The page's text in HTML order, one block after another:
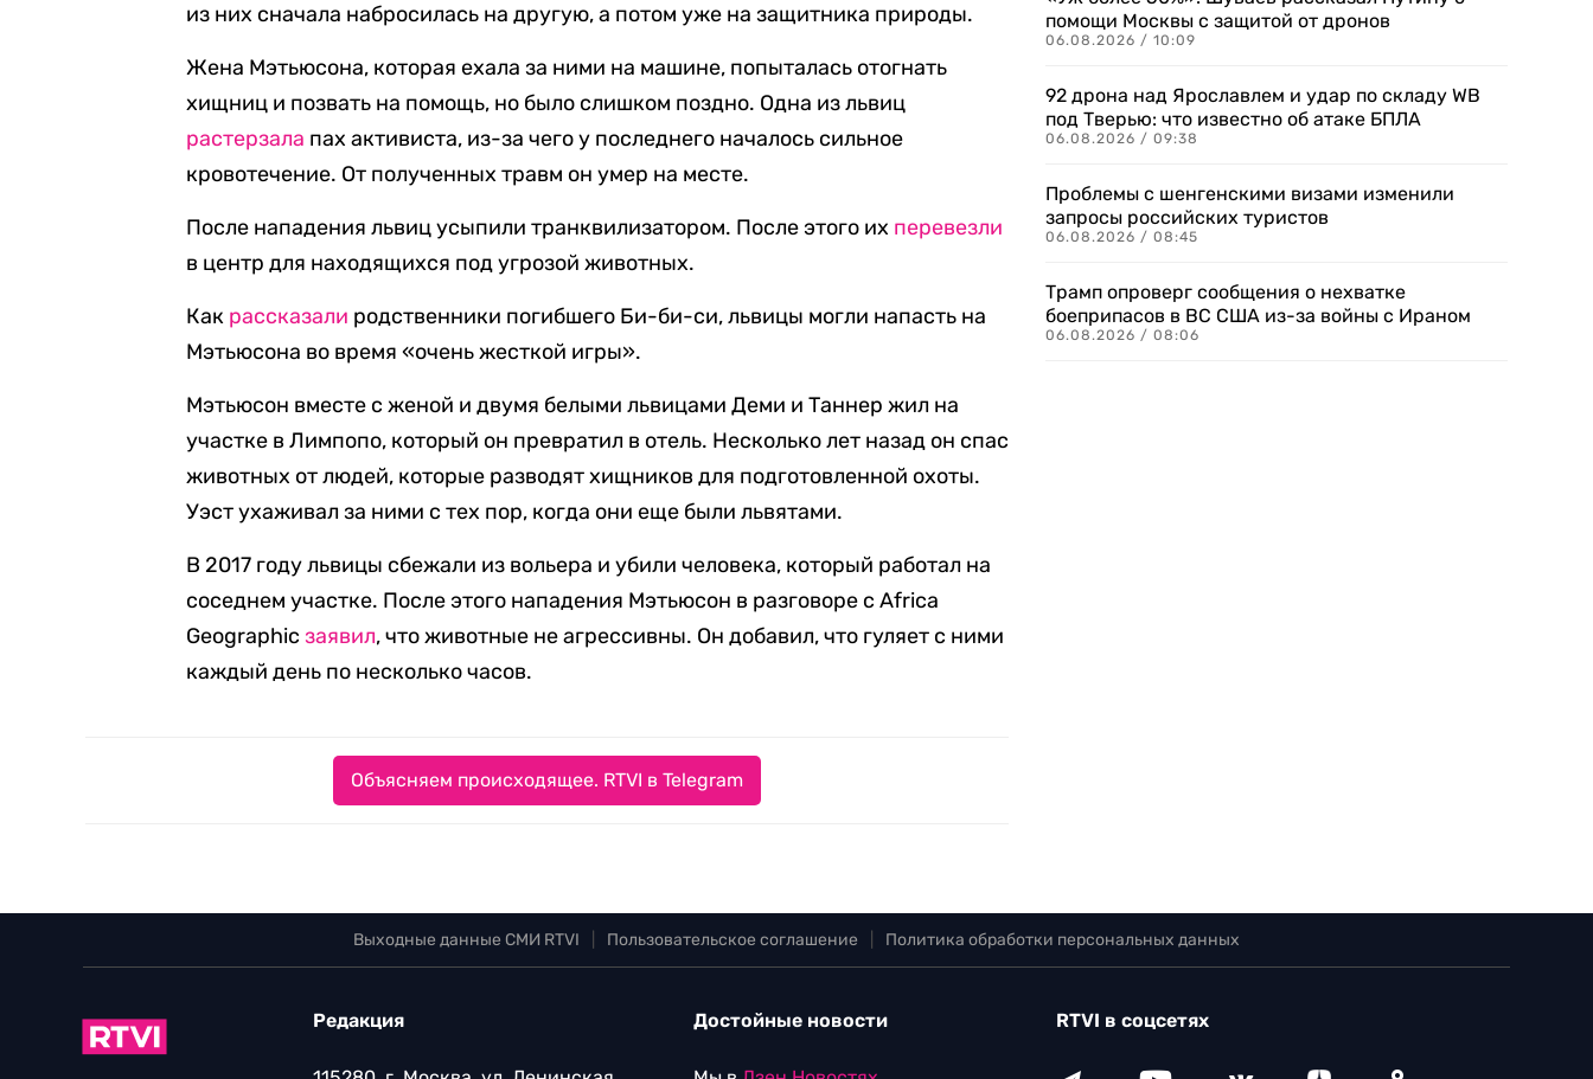
из них сначала набросилась на другую, а потом уже на защитника природы.
Жена Мэтьюсона, которая ехала за ними на машине, попыталась отогнать
хищниц и позвать на помощь, но было слишком поздно. Одна из львиц
растерзала пах активиста, из-за чего у последнего началось сильное
кровотечение. От полученных травм он умер на месте.
После нападения львиц усыпили транквилизатором. После этого их перевезли
в центр для находящихся под угрозой животных.
Как рассказали родственники погибшего Би-би-си, львицы могли напасть на
Мэтьюсона во время «очень жесткой игры».
Мэтьюсон вместе с женой и двумя белыми львицами Деми и Таннер жил на
участке в Лимпопо, который он превратил в отель. Несколько лет назад он спас
животных от людей, которые разводят хищников для подготовленной охоты.
Уэст ухаживал за ними с тех пор, когда они еще были львятами.
В 2017 году львицы сбежали из вольера и убили человека, который работал на
соседнем участке. После этого нападения Мэтьюсон в разговоре с Africa
Geographicзаявил, что животные не агрессивны. Он добавил, что гуляет с ними
каждый день по несколько часов.
Объясняем происходящее. RTVI в Telegram
помощи Москвы с защитой от дронов
06.08.2026 / 10:09
92 дрона над Ярославлем и удар по складу WB
под Тверью: что известно об атаке БПЛА
06.08.2026 / 09:38
Проблемы с шенгенскими визами изменили
запросы российских туристов
06.08.2026 / 08:45
Трамп опроверг сообщения о нехватке
боеприпасов в ВС США из-за войны с Ираном
06.08.2026 / 08:06
Выходные данные СМИ RTVI Пользовательское соглашение Политика обработки персональных данных
Редакция Достойные новости RTVI в соцсетях